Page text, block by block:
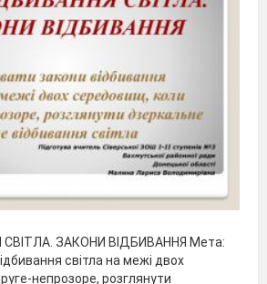
СВІТЛА. ЗАКОНИ ВІДБИВАННЯ Мета:
світла на межі двох
непрозоре, розглянути